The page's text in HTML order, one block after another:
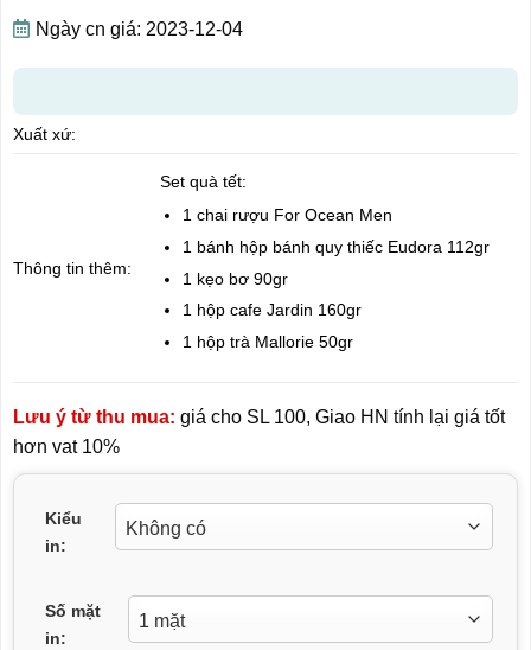
Ngày cn giá: 2023-12-04
Xuất xứ:
Thông tin thêm:
Set quà tết:
1 chai rượu For Ocean Men
1 bánh hộp bánh quy thiếc Eudora 112gr
1 kẹo bơ 90gr
1 hộp cafe Jardin 160gr
1 hộp trà Mallorie 50gr
Lưu ý từ thu mua: giá cho SL 100, Giao HN tính lại giá tốt
hơn vat 10%
Kiểu
in:
Số mặt
in: